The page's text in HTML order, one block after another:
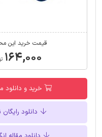
قیمت خرید این
۱۶۴,۰۰۰
خرید و
دانلود رایگان